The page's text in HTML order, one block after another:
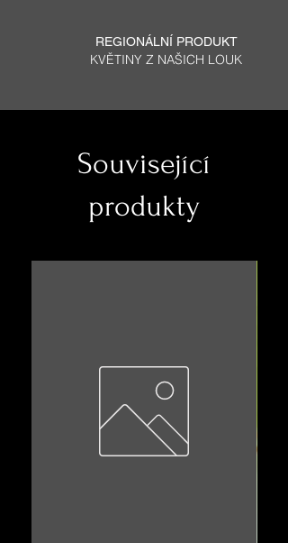
-Pokud si ke stolu objednáte i malý
čajový stolíček, štokrlík, nebo
dostanete slevu 10%, stačí zadáte-
REGIONÁLNÍ PRODUKT
KVĚTINY Z NAŠICH LOUK
Související
produkty